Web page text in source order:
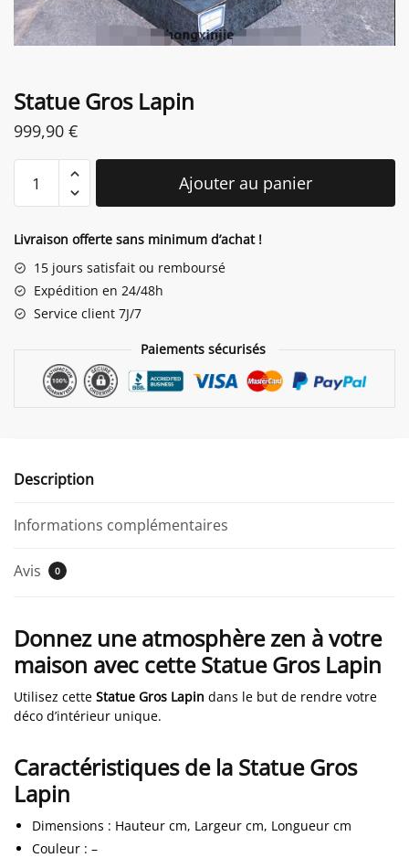
Statue Gros Lapin
999,90 €
Gros
Ajouter au panier
Livraison offerte sans minimum d’achat !
15 jours satisfait ou remboursé
Expédition en 24/48h
Service client 7J/7
Paiements sécurisés
Description
Informations complémentaires
Avis 0
Donnez une atmosphère zen à votre
maison avec cette Statue Gros Lapin
Utilisez cette Statue Gros Lapin dans le but de rendre votre
déco d’intérieur unique.
Caractéristiques de la Statue Gros
Lapin
Dimensions : Hauteur cm, Largeur cm, Longueur cm
Couleur : –